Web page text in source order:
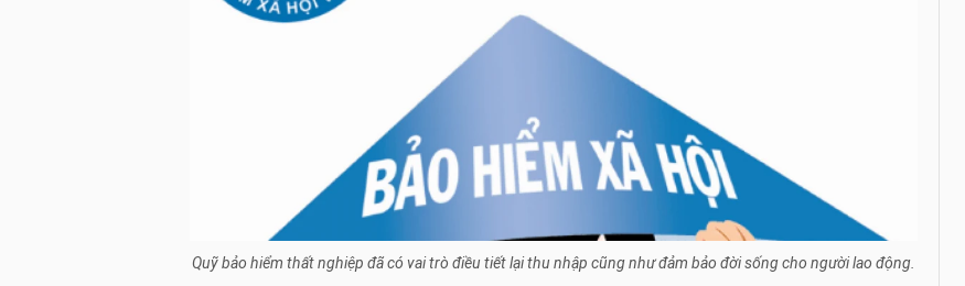
Quỹ bảo hiểm thất nghiệp đã có vai trò điều tiết lại thu nhập cũng như đảm bảo đời sống cho người lao động.